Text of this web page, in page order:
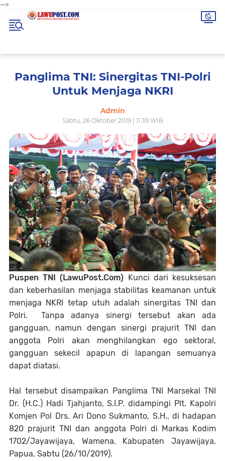
-->
Panglima TNI: Sinergitas TNI-Polri
Untuk Menjaga NKRI
Admin
Sabtu, 26 Oktober 2019 | 11.39 WIB
Puspen TNI (LawuPost.Com)
Kunci dari kesuksesan
dan keberhasilan menjaga stabilitas keamanan untuk
menjaga NKRI tetap utuh adalah sinergitas TNI dan
Polri. Tanpa adanya sinergi tersebut akan ada
gangguan, namun dengan sinergi prajurit TNI dan
anggota Polri akan menghilangkan ego sektoral,
gangguan sekecil apapun di lapangan semuanya
dapat diatasi.
Hal tersebut disampaikan Panglima TNI Marsekal TNI
Dr. (H.C.) Hadi Tjahjanto, S.I.P. didampingi Plt. Kapolri
Komjen Pol Drs. Ari Dono Sukmanto, S.H., di hadapan
820 prajurit TNI dan anggota Polri di Markas Kodim
1702/Jayawijaya, Wamena, Kabupaten Jayawijaya,
Papua, Sabtu (26/10/2019).